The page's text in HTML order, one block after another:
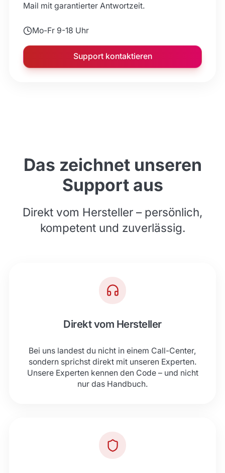
Mail mit garantierter Antwortzeit.
Mo-Fr 9-18 Uhr
Support kontaktieren
Das zeichnet unseren
Support aus
Direkt vom Hersteller – persönlich,
kompetent und zuverlässig.
Direkt vom Hersteller
Bei uns landest du nicht in einem Call-Center,
sondern sprichst direkt mit unseren Experten.
Unsere Experten kennen den Code – und nicht
nur das Handbuch.